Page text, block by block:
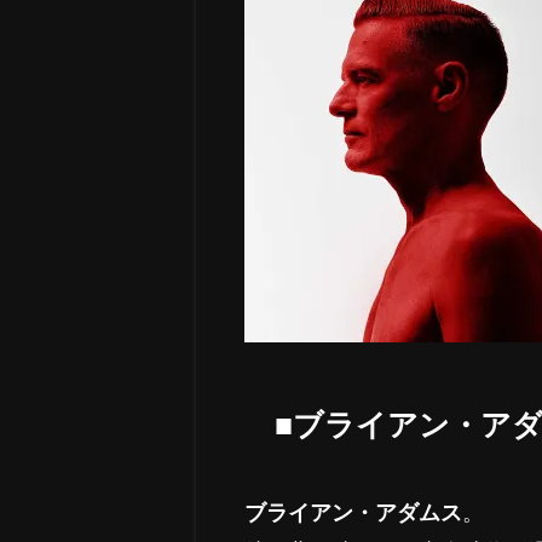
■ブライアン・ア
ブライアン・アダムス。